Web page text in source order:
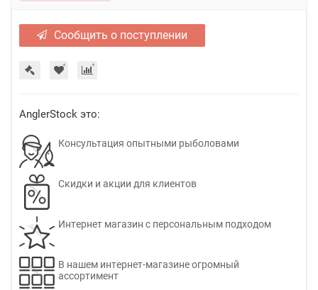
Сообщить о поступлении
AnglerStock это:
Консультация опытными рыболовами
Скидки и акции для клиентов
Интернет магазин с персональным подходом
В нашем интернет-магазине огромный
ассортимент